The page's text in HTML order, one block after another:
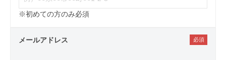
※初めての方のみ必須
メールアドレス